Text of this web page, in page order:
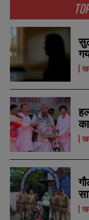
N
a
m
e
*
E
m
a
i
l
*
N
u
m
N
a
m
e
*
E
m
a
i
l
*
N
u
m